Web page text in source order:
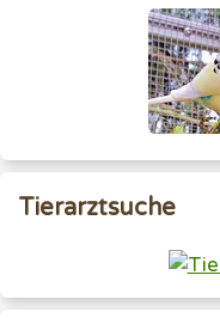
Tierarztsuche